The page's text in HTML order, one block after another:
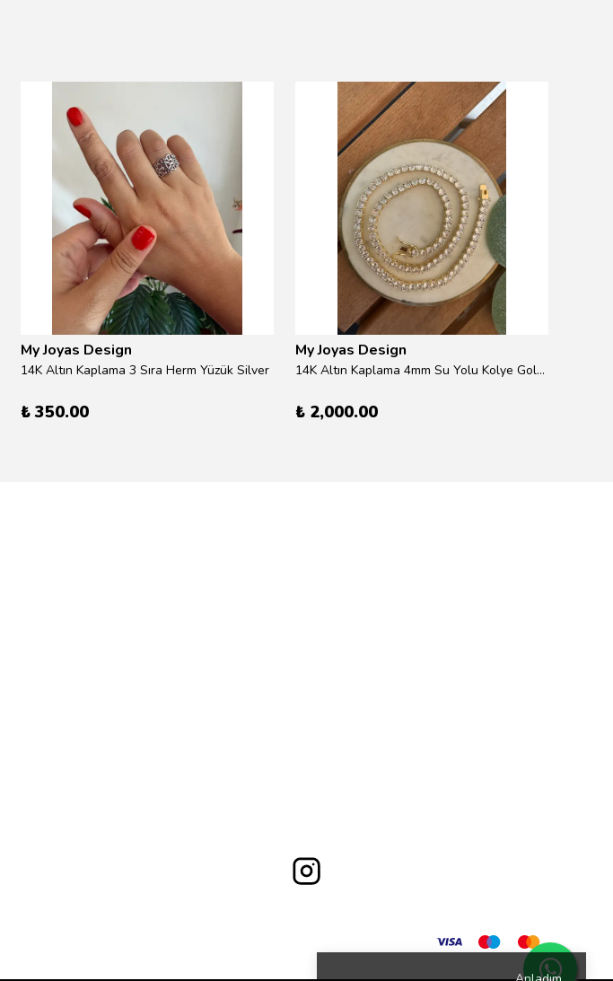
My Joyas Design
14K Altın Kaplama 3 Sıra Herm Yüzük Silver
₺ 350.00
My Joyas Design
14K Altın Kaplama 4mm Su Yolu Kolye Gold 41cm
₺ 2,000.00